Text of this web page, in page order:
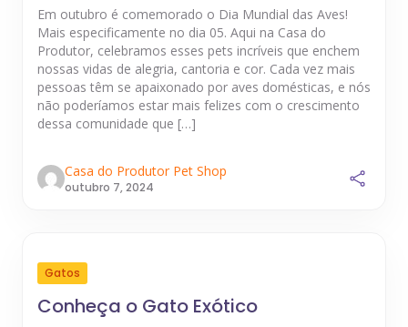
Em outubro é comemorado o Dia Mundial das Aves!
Mais especificamente no dia 05. Aqui na Casa do
Produtor, celebramos esses pets incríveis que enchem
nossas vidas de alegria, cantoria e cor. Cada vez mais
pessoas têm se apaixonado por aves domésticas, e nós
não poderíamos estar mais felizes com o crescimento
dessa comunidade que […]
Casa do Produtor Pet Shop
outubro 7, 2024
Gatos
Conheça o Gato Exótico